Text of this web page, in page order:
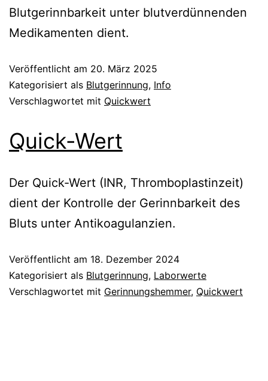
Blutgerinnbarkeit unter blutverdünnenden
Medikamenten dient.
Veröffentlicht am 20. März 2025
Kategorisiert als Blutgerinnung, Info
Verschlagwortet mit Quickwert
Quick-Wert
Der Quick-Wert (INR, Thromboplastinzeit)
dient der Kontrolle der Gerinnbarkeit des
Bluts unter Antikoagulanzien.
Veröffentlicht am 18. Dezember 2024
Kategorisiert als Blutgerinnung, Laborwerte
Verschlagwortet mit Gerinnungshemmer, Quickwert